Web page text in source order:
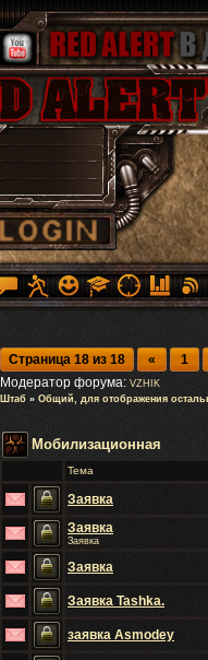
Страница 18 из 18 «
1
Модератор форума: VZHIK
Штаб » Общий, для отображения
Мобилизационная
Тема
Заявка
Заявка
Заявка
Заявка
Заявка Tashka.
заявка Asmodey